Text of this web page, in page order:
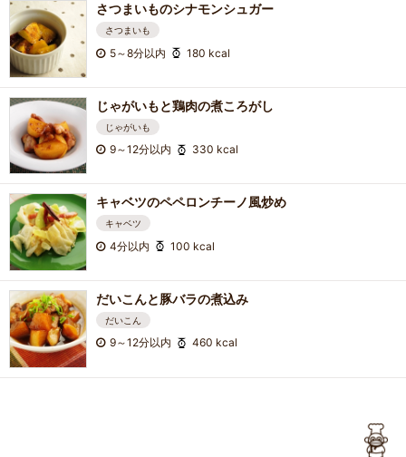
さつまいものシナモンシュガー
さつまいも
5～8分以内 180 kcal
じゃがいもと鶏肉の煮ころがし
じゃがいも
9～12分以内 330 kcal
キャベツのペペロンチーノ風炒め
キャベツ
4分以内 100 kcal
だいこんと豚バラの煮込み
だいこん
9～12分以内 460 kcal